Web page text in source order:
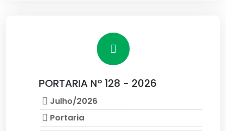
PORTARIA Nº 128 - 2026
Julho/2026
Portaria